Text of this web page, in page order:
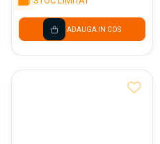
ADAUGA IN COS